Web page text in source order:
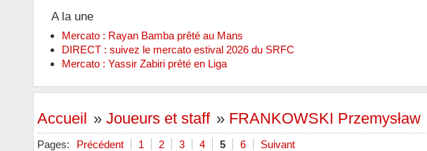
A la une
Mercato : Rayan Bamba prêté au Mans
DIRECT : suivez le mercato estival 2026 du SRFC
Mercato : Yassir Zabiri prêté en Liga
Accueil » Joueurs et staff » FRANKOWSKI Przemysław
Pages: Précédent 1 2 3 4 5 6 Suivant